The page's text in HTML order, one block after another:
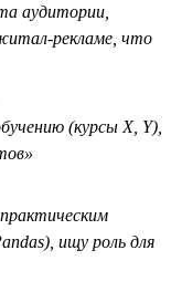
аудитории,
рекламе, что
(курсы X, Y),
ищу роль для